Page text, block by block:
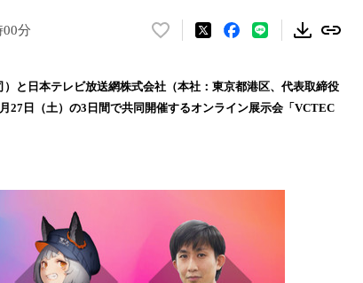
00分
い
！
数
込
で
す
と日本テレビ放送網株式会社（本社：東京都港区、代表取締役
27日（土）の3日間で共同開催するオンライン展示会「VCTEC